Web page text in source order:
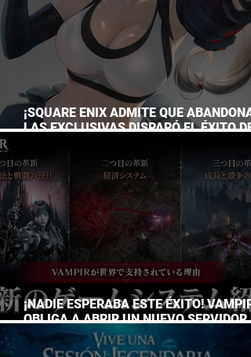
¡SQUARE ENIX ADMITE QUE
LAS EXCLUSIVAS DISPARÓ EL ÉXITO DE
¡NADIE ESPERABA ESTE ÉXITO! VAMPIR
OBLIGA A ABRIR UN NUEVO SERVIDOR
JAPÓN A SOLO DOS DÍAS DE SU
LANZAMIENTO